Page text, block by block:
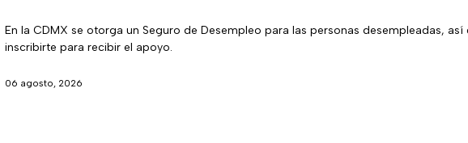
En la CDMX se otorga un Seguro de Desempleo para las personas desempleadas,
inscribirte para recibir el apoyo.
06 agosto, 2026